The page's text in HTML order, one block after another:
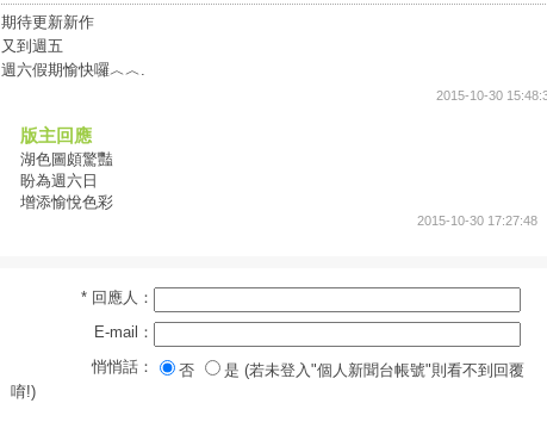
期待更新新作
又到週五
週六假期愉快囉︿︿.
2015-10-30
版主回應
湖色圖頗驚豔
盼為週六日
增添愉悅色彩
2015-10-30 17:27:48
* 回應人：
E-mail：
悄悄話：
否
是 (若未登入"個人新聞台帳號"則看不到回覆
唷!)